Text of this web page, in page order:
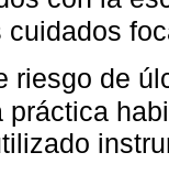
cuidados
riesgo de
práctica